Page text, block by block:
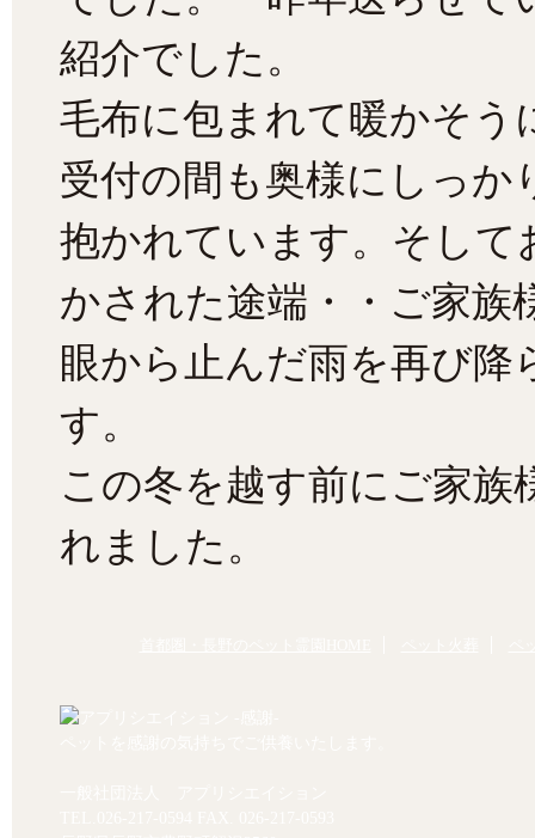
紹介でした。
毛布に包まれて暖かそ
受付の間も奥様にしっか
抱かれています。そして
かされた途端・・ご家族
眼から止んだ雨を再び
す。
この冬を越す前にご家
れました。